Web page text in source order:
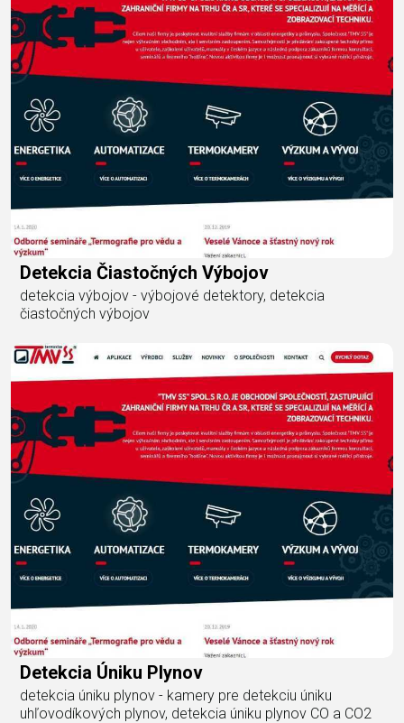
Detekcia Čiastočných Výbojov
detekcia výbojov - výbojové detektory, detekcia
čiastočných výbojov
Detekcia Úniku Plynov
detekcia úniku plynov - kamery pre detekciu úniku
uhľovodíkových plynov, detekcia úniku plynov CO a CO2